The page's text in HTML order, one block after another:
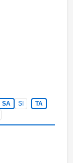
SA SI
TA